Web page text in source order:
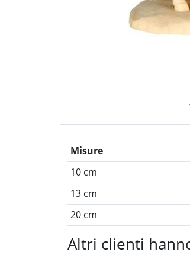
Misure
10 cm
13 cm
20 cm
Altri clienti